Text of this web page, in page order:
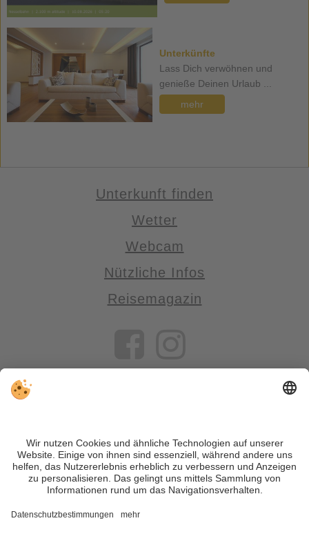
Unterkünfte
Lass Dich verwöhnen und
genieße Deinen Urlaub ...
mehr
Unterkunft finden
Wetter
Webcam
Nützliche Infos
Reisemagazin
VIVOSüdtirol ist das Reiseportal für alle, die Südtirol nicht nur
besuchen, sondern wirklich erleben wollen – inklusive Tipps,
tollen Unterkünften und Angeboten.
Trotz genauer Arbeit und ständigem Aktualisieren der Inhalte,